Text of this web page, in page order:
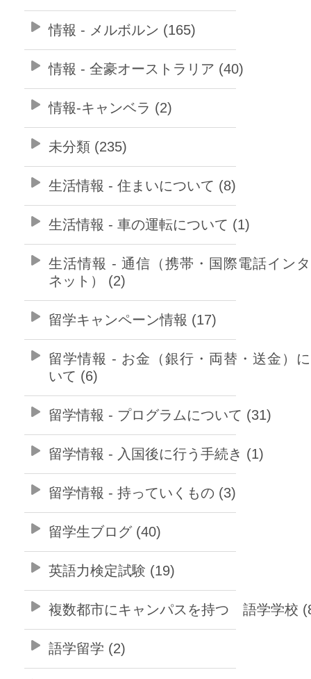
情報 - メルボルン (165)
情報 - 全豪オーストラリア (40)
情報-キャンベラ (2)
未分類 (235)
生活情報 - 住まいについて (8)
生活情報 - 車の運転について (1)
生活情報 - 通信（携帯・国際電話イン
ネット） (2)
留学キャンペーン情報 (17)
留学情報 - お金（銀行・両替・送金）
いて (6)
留学情報 - プログラムについて (31)
留学情報 - 入国後に行う手続き (1)
留学情報 - 持っていくもの (3)
留学生ブログ (40)
英語力検定試験 (19)
複数都市にキャンパスを持つ 語学学校
語学留学 (2)